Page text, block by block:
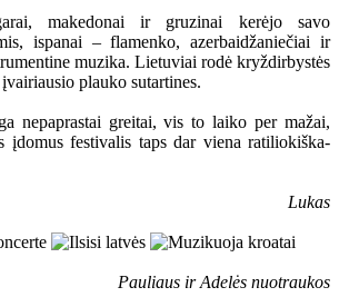
makedonai ir gruzinai kerėjo savo
ispanai – flamenko, azerbaidžaniečiai ir
muzika. Lietuviai rodė kryždirbystės
plauko sutartines.
nepaprastai greitai, vis to laiko per mažai,
įdomus festivalis taps dar viena ratiliokiška-
Lukas
Pauliaus ir Adelės nuotraukos